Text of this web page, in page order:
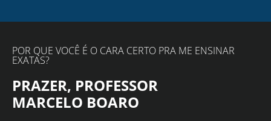
POR QUE VOCÊ É O CARA CERTO PRA ME ENSINAR
EXATAS?
PRAZER, PROFESSOR
MARCELO BOARO